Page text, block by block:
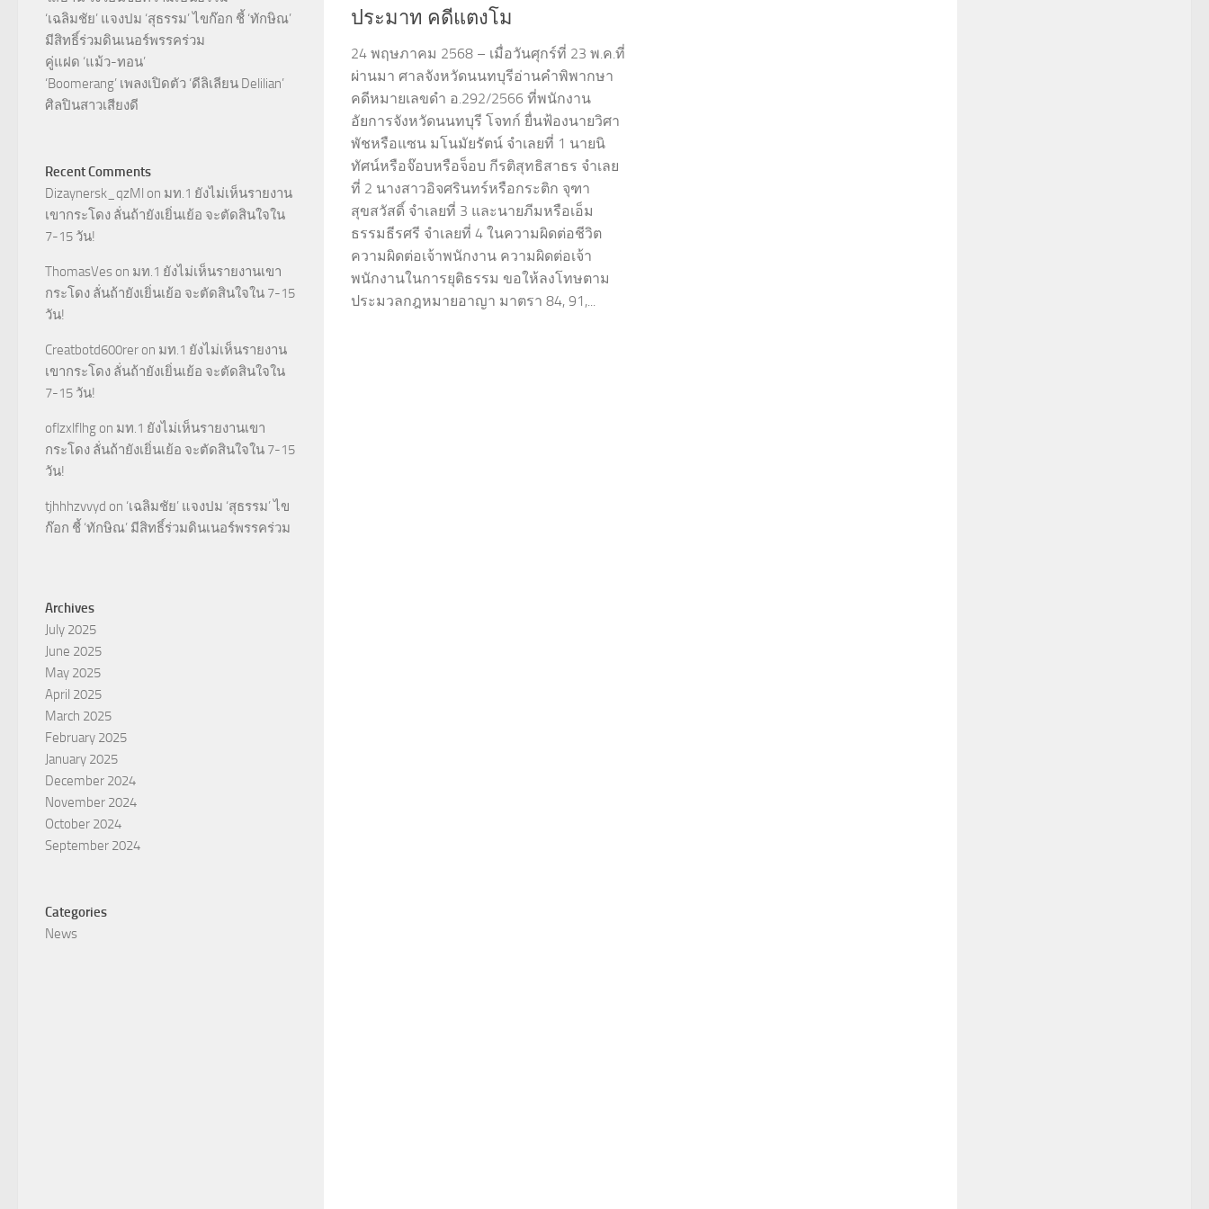
ประมาท คดีแตงโม
24 พฤษภาคม 2568 – เมื่อวันศุกร์ที่ 23 พ.ค.ที่
ผ่านมา ศาลจังหวัดนนทบุรีอ่านคำพิพากษา
คดีหมายเลขดำ อ.292/2566 ที่พนักงาน
อัยการจังหวัดนนทบุรี โจทก์ ยื่นฟ้องนายวิศา
พัชหรือแซน มโนมัยรัตน์ จำเลยที่ 1 นายนิ
ทัศน์หรือจ๊อบหรือจ็อบ กีรติสุทธิสาธร จำเลย
ที่ 2 นางสาวอิจศรินทร์หรือกระติก จุฑา
สุขสวัสดิ์ จำเลยที่ 3 และนายภีมหรือเอ็ม
ธรรมธีรศรี จำเลยที่ 4 ในความผิดต่อชีวิต
ความผิดต่อเจ้าพนักงาน ความผิดต่อเจ้า
พนักงานในการยุติธรรม ขอให้ลงโทษตาม
ประมวลกฎหมายอาญา มาตรา 84, 91,...
‘เฉลิมชัย’ แจงปม ‘สุธรรม’ ไขก๊อก ชี้ ‘ทักษิณ’
มีสิทธิ์ร่วมดินเนอร์พรรคร่วม
คู่แฝด ‘แม้ว-ทอน’
‘Boomerang’ เพลงเปิดตัว ‘ดีลิเลียน Delilian’
ศิลปินสาวเสียงดี
Recent Comments
Dizaynersk_qzMl on มท.1 ยังไม่เห็นรายงาน
เขากระโดง ลั่นถ้ายังเยิ่นเย้อ จะตัดสินใจใน
7-15 วัน!
ThomasVes on มท.1 ยังไม่เห็นรายงานเขา
กระโดง ลั่นถ้ายังเยิ่นเย้อ จะตัดสินใจใน 7-15
วัน!
Creatbotd600rer on มท.1 ยังไม่เห็นรายงาน
เขากระโดง ลั่นถ้ายังเยิ่นเย้อ จะตัดสินใจใน
7-15 วัน!
oflzxlflhg on มท.1 ยังไม่เห็นรายงานเขา
กระโดง ลั่นถ้ายังเยิ่นเย้อ จะตัดสินใจใน 7-15
วัน!
tjhhhzvvyd on ‘เฉลิมชัย’ แจงปม ‘สุธรรม’ ไข
ก๊อก ชี้ ‘ทักษิณ’ มีสิทธิ์ร่วมดินเนอร์พรรคร่วม
Archives
July 2025
June 2025
May 2025
April 2025
March 2025
February 2025
January 2025
December 2024
November 2024
October 2024
September 2024
Categories
News